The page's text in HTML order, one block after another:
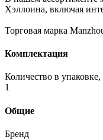
Хэллоина, включая
Торговая марка
Комплектация
Количество в
1
Общие
Бренд